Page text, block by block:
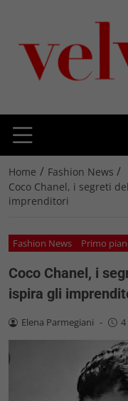
Home / Fashion News /
Coco Chanel, i segreti
imprenditori
Fashion News Primo
Coco Chanel, i
ispira gli
Elena Parmegiani - 4